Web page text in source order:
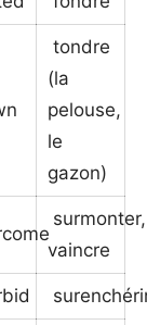
tondre
(la
pelouse,
le
gazon)
surmonter,
vaincre